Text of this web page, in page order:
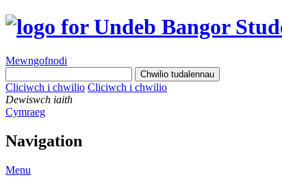
Mewngofnodi
Cliciwch i chwilio Cliciwch i chwilio
Dewiswch iaith
Cymraeg
Navigation
Menu